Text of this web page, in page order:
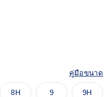
คู่มือขนาด
8H 9 9H